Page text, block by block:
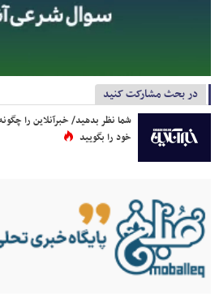
در بحث مشارکت کنید
شما نظر بدهید/ خبرآنلاین را
خود را بگویید